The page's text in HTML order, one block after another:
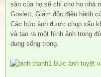
sản của họ sẽ chỉ cho họ nhà
Goslett, Giám đốc điều hành
Các bức ảnh được chụp xấu
và tạo ra một hình ảnh trong
dung sống trong.